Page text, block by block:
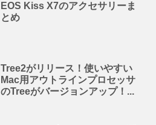
EOS Kiss X7のアクセサリーま
とめ
Tree2がリリース！使いやすい
Mac用アウトラインプロセッサ
のTreeがバージョンアップ！...